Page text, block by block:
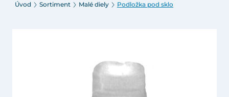
Úvod Sortiment Malé diely Podložka pod sklo